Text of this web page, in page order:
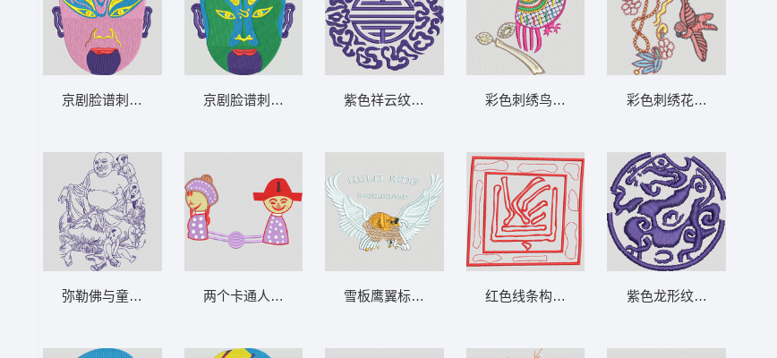
京剧脸谱刺绣图案 脸谱 京剧
弥勒佛与童子嬉戏图 人物 笑口常开 弥勒佛
京剧脸谱刺绣图案 脸谱 京剧
两个卡通人物牵手图案 人物 中国风 新郎 新
紫色祥云纹样圆形图案 古典 中国风
雪板鹰翼标志 鹰
彩色刺绣鸟与勺子 鸟
红色线条构成的抽象图案 字 家
彩色刺绣花卉图案 鸟
紫色龙形纹样图案 龙